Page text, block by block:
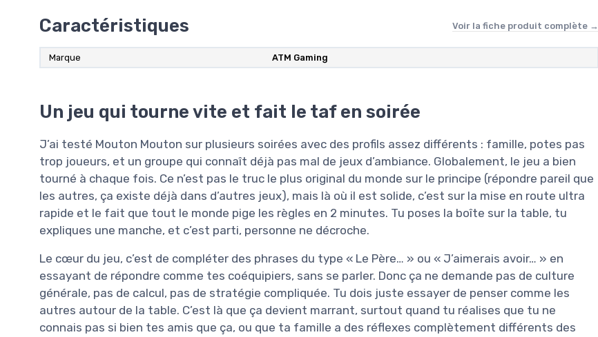
Caractéristiques Voir la fiche produit complète →
Marque ATM Gaming
Un jeu qui tourne vite et fait le taf en soirée
J’ai testé Mouton Mouton sur plusieurs soirées avec des profils assez différents : famille, potes pas
trop joueurs, et un groupe qui connaît déjà pas mal de jeux d’ambiance. Globalement, le jeu a bien
tourné à chaque fois. Ce n’est pas le truc le plus original du monde sur le principe (répondre pareil que
les autres, ça existe déjà dans d’autres jeux), mais là où il est solide, c’est sur la mise en route ultra
rapide et le fait que tout le monde pige les règles en 2 minutes. Tu poses la boîte sur la table, tu
expliques une manche, et c’est parti, personne ne décroche.
Le cœur du jeu, c’est de compléter des phrases du type « Le Père… » ou « J’aimerais avoir… » en
essayant de répondre comme tes coéquipiers, sans se parler. Donc ça ne demande pas de culture
générale, pas de calcul, pas de stratégie compliquée. Tu dois juste essayer de penser comme les
autres autour de la table. C’est là que ça devient marrant, surtout quand tu réalises que tu ne
connais pas si bien tes amis que ça, ou que ta famille a des réflexes complètement différents des